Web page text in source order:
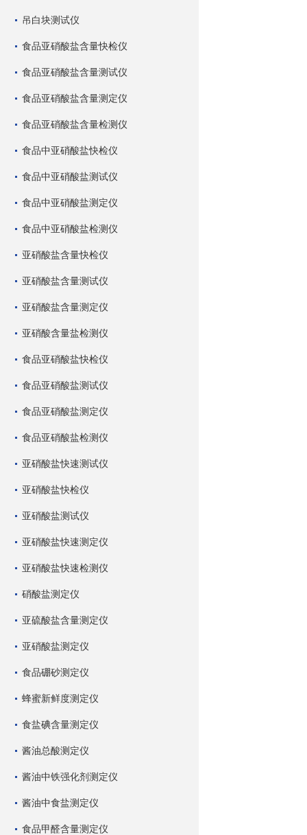
吊白块测试仪
食品亚硝酸盐含量快检仪
食品亚硝酸盐含量测试仪
食品亚硝酸盐含量测定仪
食品亚硝酸盐含量检测仪
食品中亚硝酸盐快检仪
食品中亚硝酸盐测试仪
食品中亚硝酸盐测定仪
食品中亚硝酸盐检测仪
亚硝酸盐含量快检仪
亚硝酸盐含量测试仪
亚硝酸盐含量测定仪
亚硝酸含量盐检测仪
食品亚硝酸盐快检仪
食品亚硝酸盐测试仪
食品亚硝酸盐测定仪
食品亚硝酸盐检测仪
亚硝酸盐快速测试仪
亚硝酸盐快检仪
亚硝酸盐测试仪
亚硝酸盐快速测定仪
亚硝酸盐快速检测仪
硝酸盐测定仪
亚硫酸盐含量测定仪
亚硝酸盐测定仪
食品硼砂测定仪
蜂蜜新鲜度测定仪
食盐碘含量测定仪
酱油总酸测定仪
酱油中铁强化剂测定仪
酱油中食盐测定仪
食品甲醛含量测定仪